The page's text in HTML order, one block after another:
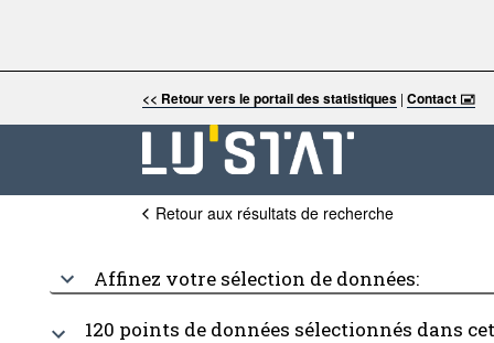
<< Retour vers le portail des statistiques| Contact 🖃
Retour aux résultats de recherche
Affinez votre sélection de données:
120 points de données sélectionnés dans